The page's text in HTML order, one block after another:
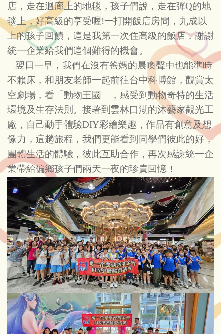
店，走在迴廊上的地毯，孩子們說，走在彈Q的地
毯上，好高級的享受喔!一打開飯店房間，九成以
上的孩子回饋，這是我第一次住高級的飯店，謝謝
統一企業給我們這個難得的機會。
翌日一早，我們在沒有爸媽的晨喚聲中也能準時
不賴床，和朋友老師一起前往台中科博館，觀賞太
空劇場，看「動物王國」，感受到動物奇特的生活
環境及生存法則。接著到雲林口湖的沐藝家觀光工
廠，自己動手體驗DIY彩繪樂趣，作品有創意及想
像力，這趟旅程，我們更能看到同學們彼此的好，
團體生活的體驗，彼此互助合作，再次感謝統一企
業帶給偏鄉孩子們兩天一夜的珍貴回憶！